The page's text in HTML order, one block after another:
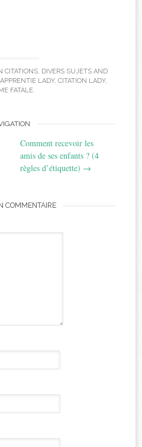
CITATIONS, DIVERS SUJETS AND
APPRENTIE LADY, CITATION LADY,
FATALE.
Comment recevoir les
amis de ses enfants ? (4
règles d’étiquette) →
COMMENTAIRE